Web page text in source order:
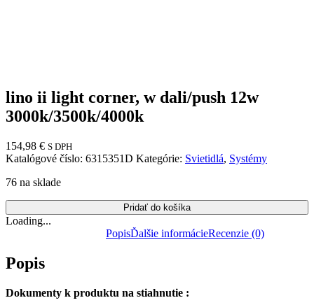
lino ii light corner, w dali/push 12w
3000k/3500k/4000k
154,98 € S DPH
Katalógové číslo: 6315351D Kategórie: Svietidlá, Systémy
76 na sklade
Pridať do košíka
Loading...
PopisĎalšie informácieRecenzie (0)
Popis
Dokumenty k produktu na stiahnutie :